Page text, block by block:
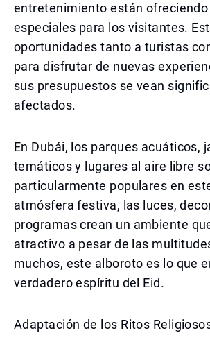
entretenimiento están
especiales para los visitantes.
oportunidades tanto a turistas
para disfrutar de nuevas
sus presupuestos se vean
afectados.
En Dubái, los parques acuáticos,
temáticos y lugares al aire libre
particularmente populares en
atmósfera festiva, las luces,
programas crean un ambiente
atractivo a pesar de las
muchos, este alboroto es lo que
verdadero espíritu del Eid.
Adaptación de los Ritos